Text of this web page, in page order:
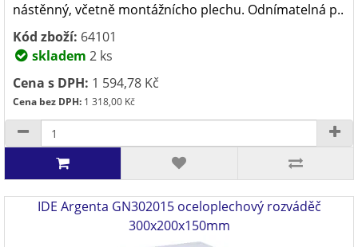
nástěnný, včetně montážnícho plechu. Odnímatelná p..
Kód zboží: 64101
skladem 2 ks
Cena s DPH: 1 594,78 Kč
Cena bez DPH: 1 318,00 Kč
IDE Argenta GN302015 oceloplechový rozváděč
300x200x150mm